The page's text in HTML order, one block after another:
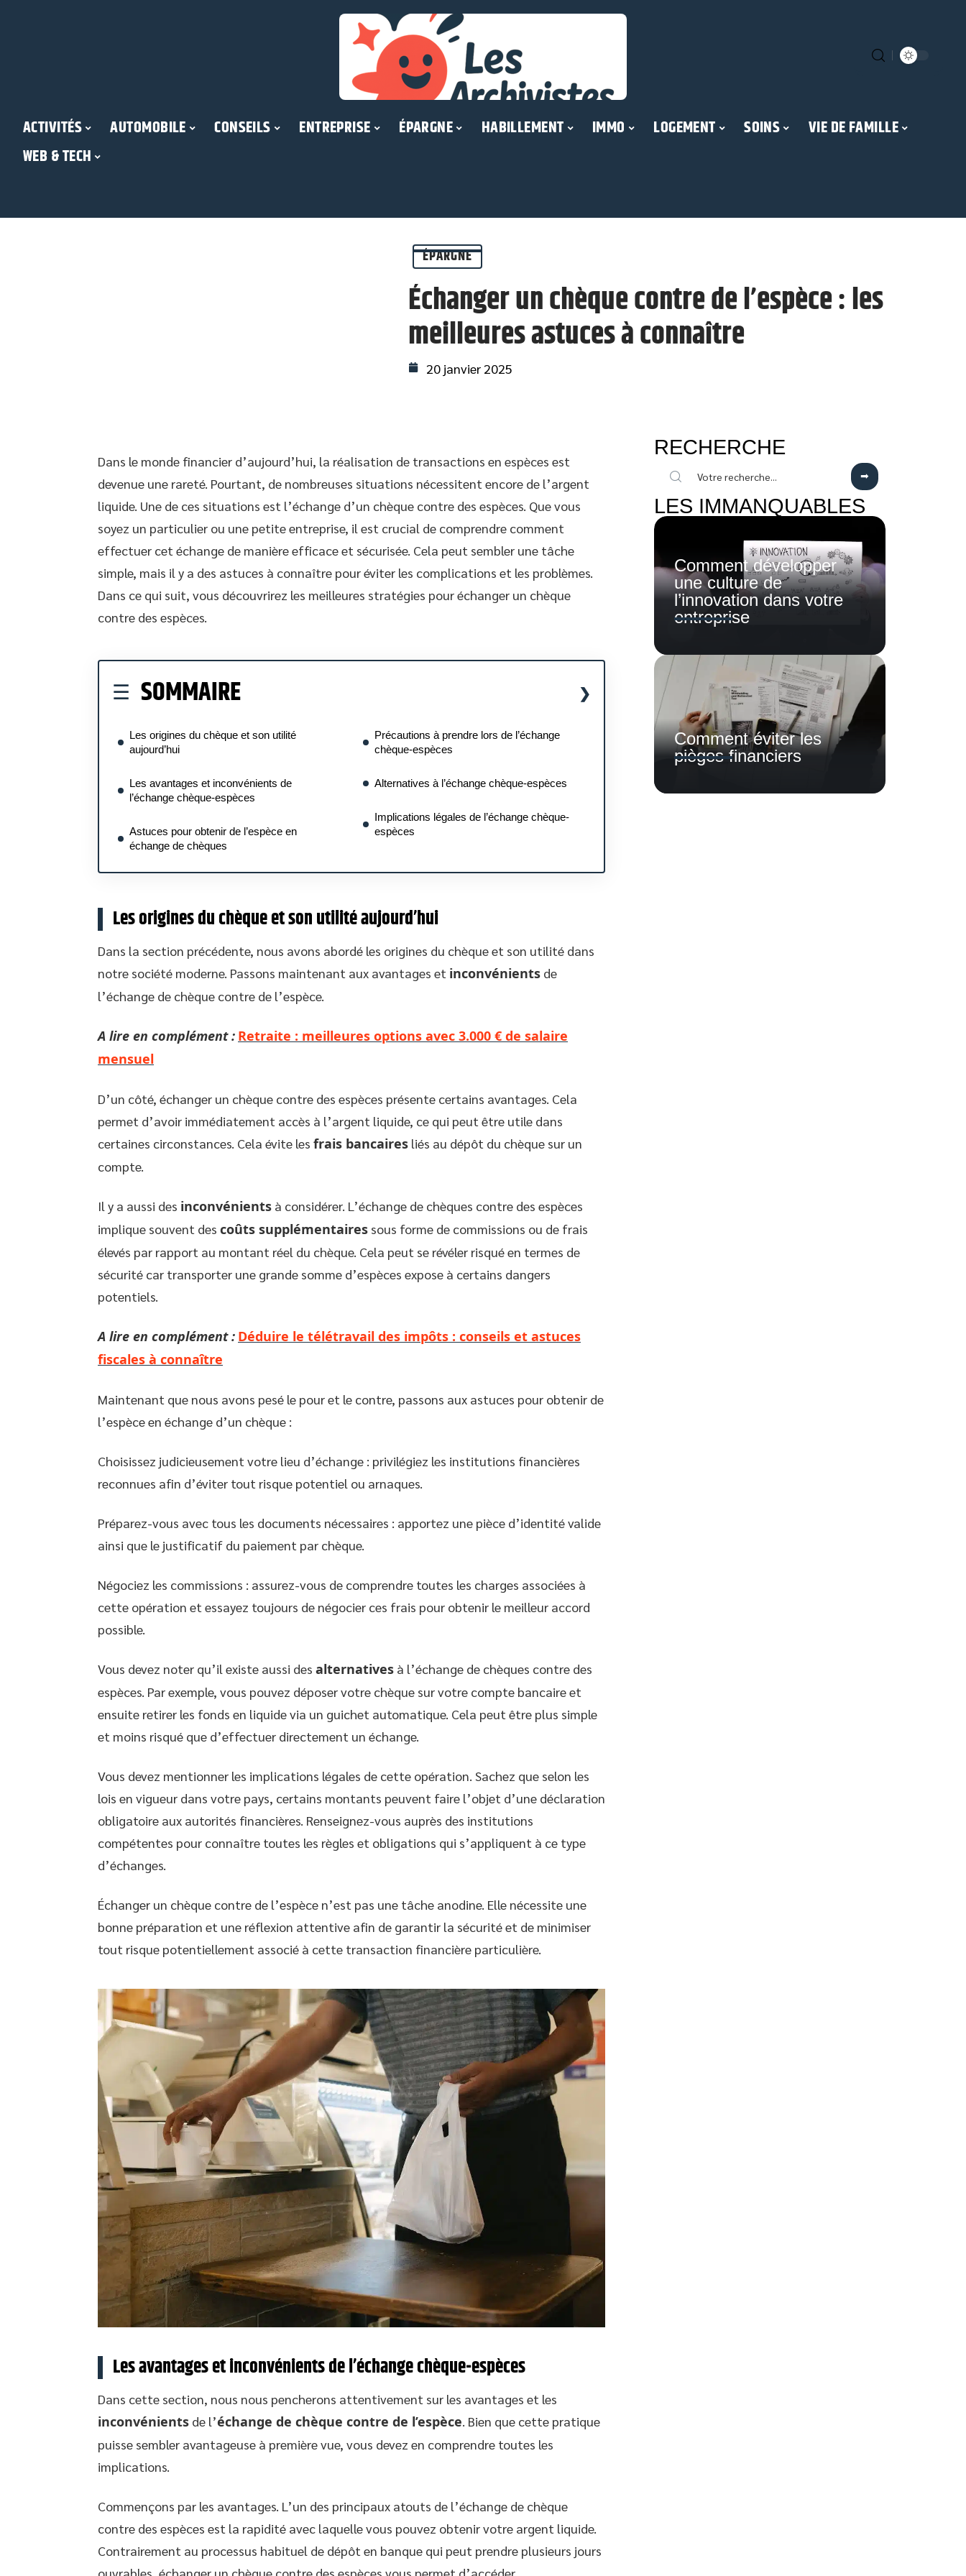
ACTIVITÉS AUTOMOBILE CONSEILS ENTREPRISE ÉPARGNE HABILLEMENT IMMO LOGEMENT SOINS
VIE DE FAMILLE
WEB & TECH
ÉPARGNE
Échanger un chèque contre de l’espèce : les
meilleures astuces à connaître
20 janvier 2025
Dans le monde financier d’aujourd’hui, la réalisation de transactions en espèces est
devenue une rareté. Pourtant, de nombreuses situations nécessitent encore de l’argent
liquide. Une de ces situations est l’échange d’un chèque contre des espèces. Que vous
soyez un particulier ou une petite entreprise, il est crucial de comprendre comment
effectuer cet échange de manière efficace et sécurisée. Cela peut sembler une tâche
simple, mais il y a des astuces à connaître pour éviter les complications et les problèmes.
Dans ce qui suit, vous découvrirez les meilleures stratégies pour échanger un chèque
contre des espèces.
SOMMAIRE
Les origines du chèque et son utilité
aujourd’hui
Les avantages et inconvénients de
l’échange chèque-espèces
Astuces pour obtenir de l’espèce en
échange de chèques
Précautions à prendre lors de l’échange
chèque-espèces
Alternatives à l’échange chèque-espèces
Implications légales de l’échange chèque-
espèces
Les origines du chèque et son utilité aujourd’hui
Dans la section précédente, nous avons abordé les origines du chèque et son utilité dans
notre société moderne. Passons maintenant aux avantages et inconvénients de
l’échange de chèque contre de l’espèce.
A lire en complément : Retraite : meilleures options avec 3.000 € de salaire
mensuel
D’un côté, échanger un chèque contre des espèces présente certains avantages. Cela
permet d’avoir immédiatement accès à l’argent liquide, ce qui peut être utile dans
certaines circonstances. Cela évite les frais bancaires liés au dépôt du chèque sur un
compte.
Il y a aussi des inconvénients à considérer. L’échange de chèques contre des espèces
implique souvent des coûts supplémentaires sous forme de commissions ou de frais
élevés par rapport au montant réel du chèque. Cela peut se révéler risqué en termes de
sécurité car transporter une grande somme d’espèces expose à certains dangers
potentiels.
A lire en complément : Déduire le télétravail des impôts : conseils et astuces
fiscales à connaître
Maintenant que nous avons pesé le pour et le contre, passons aux astuces pour obtenir de
l’espèce en échange d’un chèque :
Choisissez judicieusement votre lieu d’échange : privilégiez les institutions financières
reconnues afin d’éviter tout risque potentiel ou arnaques.
Préparez-vous avec tous les documents nécessaires : apportez une pièce d’identité valide
ainsi que le justificatif du paiement par chèque.
Négociez les commissions : assurez-vous de comprendre toutes les charges associées à
cette opération et essayez toujours de négocier ces frais pour obtenir le meilleur accord
possible.
Vous devez noter qu’il existe aussi des alternatives à l’échange de chèques contre des
espèces. Par exemple, vous pouvez déposer votre chèque sur votre compte bancaire et
ensuite retirer les fonds en liquide via un guichet automatique. Cela peut être plus simple
et moins risqué que d’effectuer directement un échange.
Vous devez mentionner les implications légales de cette opération. Sachez que selon les
lois en vigueur dans votre pays, certains montants peuvent faire l’objet d’une déclaration
obligatoire aux autorités financières. Renseignez-vous auprès des institutions
compétentes pour connaître toutes les règles et obligations qui s’appliquent à ce type
d’échanges.
Échanger un chèque contre de l’espèce n’est pas une tâche anodine. Elle nécessite une
bonne préparation et une réflexion attentive afin de garantir la sécurité et de minimiser
tout risque potentiellement associé à cette transaction financière particulière.
Les avantages et inconvénients de l’échange chèque-espèces
Dans cette section, nous nous pencherons attentivement sur les avantages et les
inconvénients de l’échange de chèque contre de l’espèce. Bien que cette pratique
puisse sembler avantageuse à première vue, vous devez en comprendre toutes les
implications.
Commençons par les avantages. L’un des principaux atouts de l’échange de chèque
contre des espèces est la rapidité avec laquelle vous pouvez obtenir votre argent liquide.
Contrairement au processus habituel de dépôt en banque qui peut prendre plusieurs jours
ouvrables, échanger un chèque contre des espèces vous permet d’accéder
RECHERCHE
LES IMMANQUABLES
Comment développer
une culture de
l’innovation dans votre
entreprise
Comment éviter les
pièges financiers